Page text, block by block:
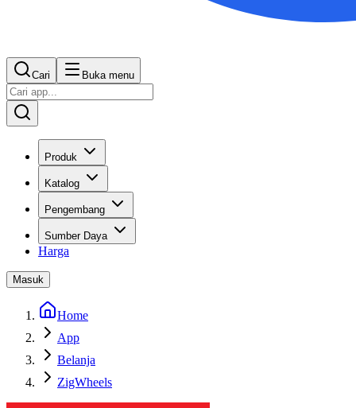
Cari Buka menu
Produk
Katalog
Pengembang
Sumber Daya
Harga
Masuk
Home
App
Belanja
ZigWheels